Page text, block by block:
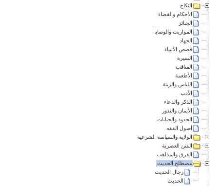
النكاح
الأحكام والقضاء
الجنائز
المواريث والوصايا
الجهاد
قصص الأنبياء
السيرة
المناقب
الأطعمة
اللباس والزينة
الأدب
الذكر والدعاء
الأيمان والنذور
الحدود والجنايات
أصول الفقه
الولاية والسياسة الشرعية
الفتن العصرية
الفرق والمذاهب
مصطلح الحديث
رجال الحديث
الحديث